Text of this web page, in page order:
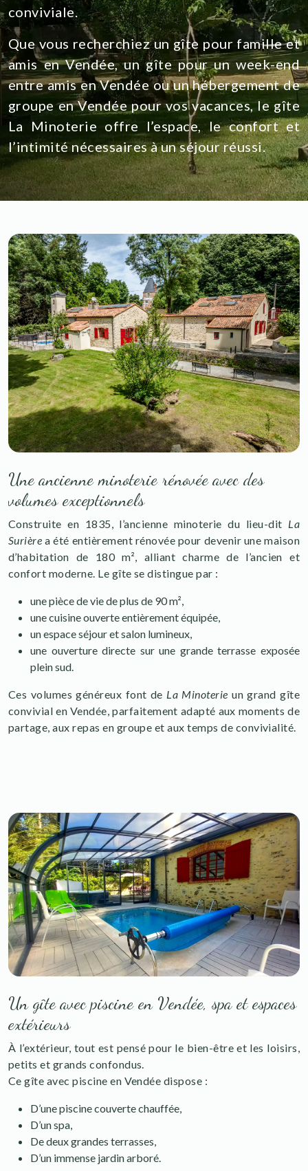
conviviale.
Que vous recherchiez un gîte pour famille et
amis en Vendée, un gîte pour un week-end
entre amis en Vendée ou un hébergement de
groupe en Vendée pour vos vacances, le gîte
La Minoterie offre l’espace, le confort et
l’intimité nécessaires à un séjour réussi.
Une ancienne minoterie rénovée avec des
volumes exceptionnels
Construite en 1835, l’ancienne minoterie du lieu-dit La
Surière a été entièrement rénovée pour devenir une maison
d’habitation de 180 m², alliant charme de l’ancien et
confort moderne. Le gîte se distingue par :
une pièce de vie de plus de 90 m²,
une cuisine ouverte entièrement équipée,
un espace séjour et salon lumineux,
une ouverture directe sur une grande terrasse exposée
plein sud.
Ces volumes généreux font de La Minoterie un grand gîte
convivial en Vendée, parfaitement adapté aux moments de
partage, aux repas en groupe et aux temps de convivialité.
Un gîte avec piscine en Vendée, spa et espaces
extérieurs
À l’extérieur, tout est pensé pour le bien-être et les loisirs,
petits et grands confondus.
Ce gîte avec piscine en Vendée dispose :
D’une piscine couverte chauffée,
D’un spa,
De deux grandes terrasses,
D’un immense jardin arboré.